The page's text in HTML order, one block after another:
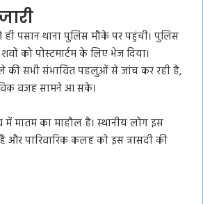
पसान थाना पुलिस मौके पर पहुंची। पुलिस
को पोस्टमार्टम के लिए भेज दिया।
की सभी संभावित पहलुओं से जांच कर रही है,
वजह सामने आ सके।
मातम का माहौल है। स्थानीय लोग इस
और पारिवारिक कलह को इस त्रासदी की